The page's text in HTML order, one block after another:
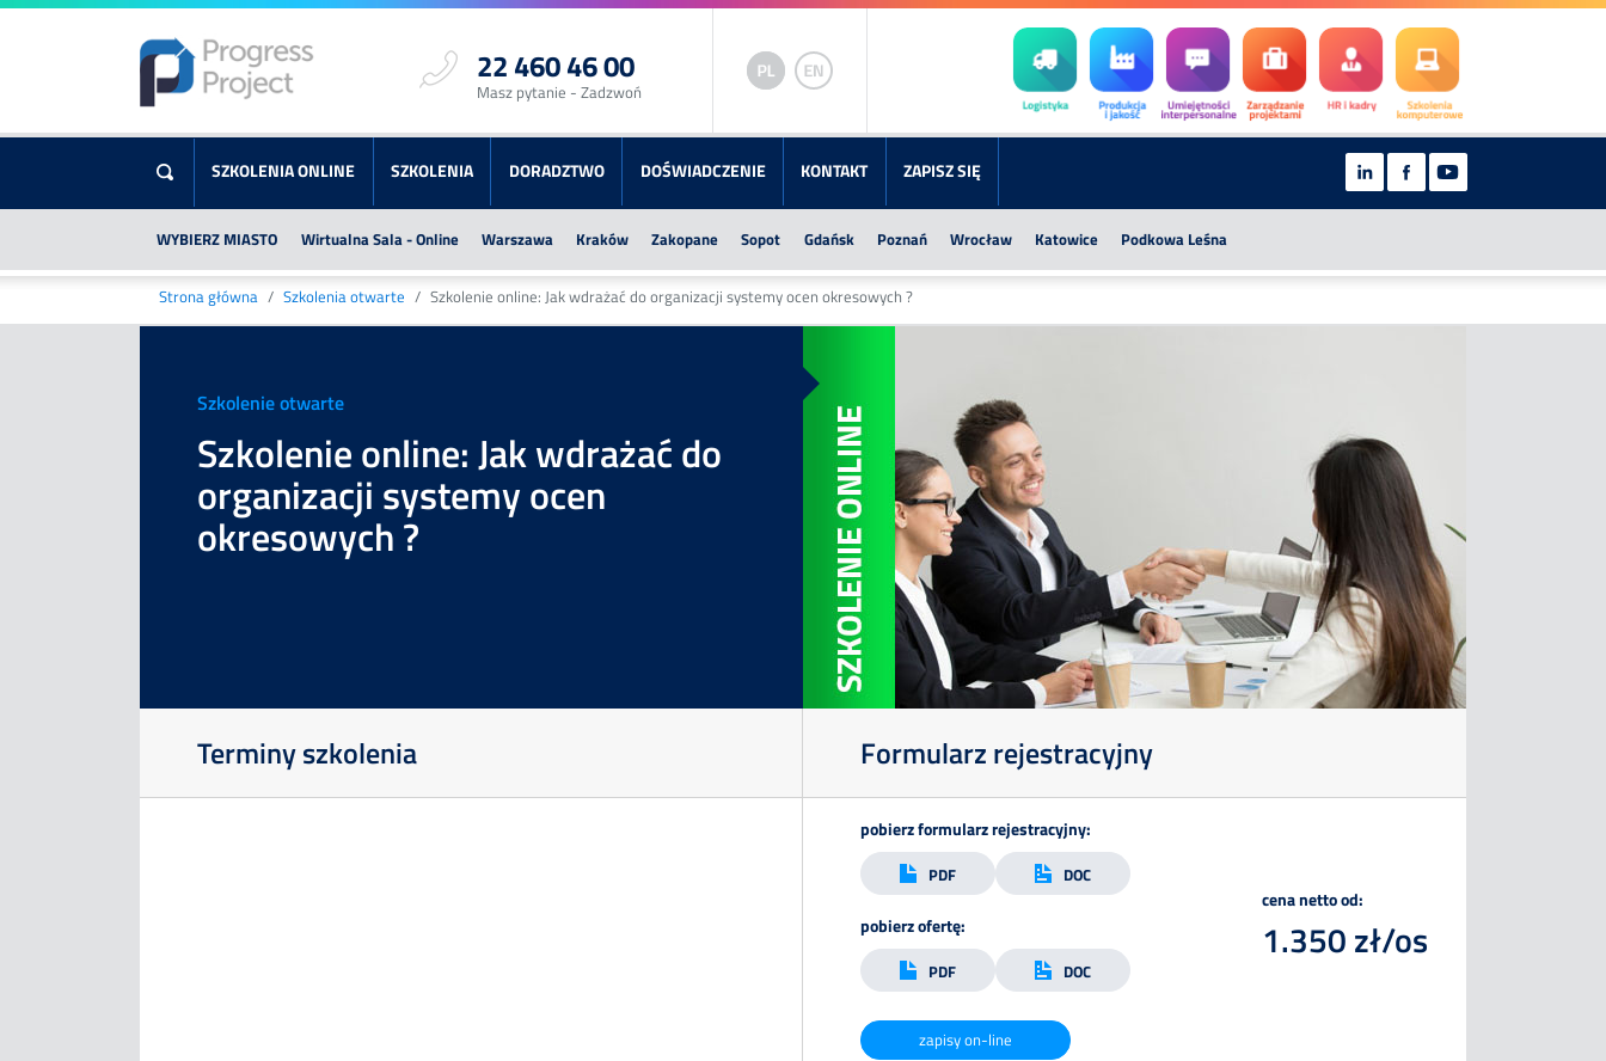
Doradztwo
Doświadczenie
22 460 46 00
Masz pytanie - Zadzwoń
SZKOLENIA ONLINE SZKOLENIA DORADZTWO DOŚWIADCZENIE KONTAKT ZAPISZ SIĘ
WYBIERZ MIASTO Wirtualna Sala - Online Warszawa Kraków Zakopane Sopot Gdańsk Poznań Wrocław Katowice Podkowa Leśna
Strona główna Szkolenia otwarte Szkolenie online: Jak wdrażać do organizacji systemy ocen okresowych ?
Szkolenie otwarte
Szkolenie online: Jak wdrażać do
organizacji systemy ocen
okresowych ?
Terminy szkolenia Formularz rejestracyjny
pobierz formularz rejestracyjny:
PDF DOC
pobierz ofertę:
PDF DOC
zapisy on-line
cena netto od:
1.350 zł/os